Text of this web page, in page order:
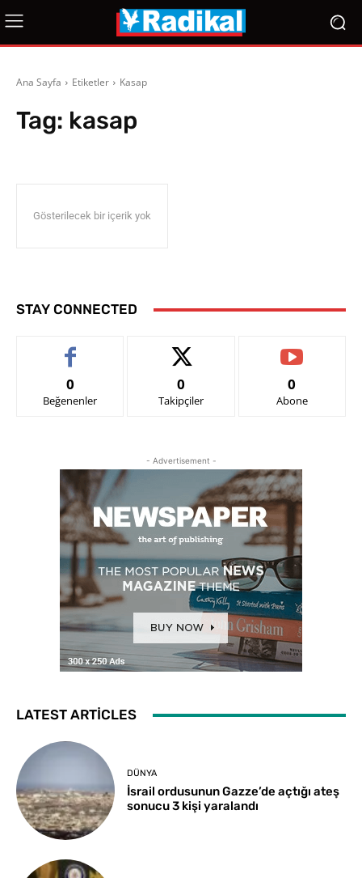
Ana Sayfa Etiketler Kasap
Tag: kasap
Gösterilecek bir içerik yok
STAY CONNECTED
0
Beğenenler
0
Takipçiler
0
Abone
- Advertisement -
LATEST ARTICLES
DÜNYA
İsrail ordusunun Gazze’de açtığı ateş
sonucu 3 kişi yaralandı